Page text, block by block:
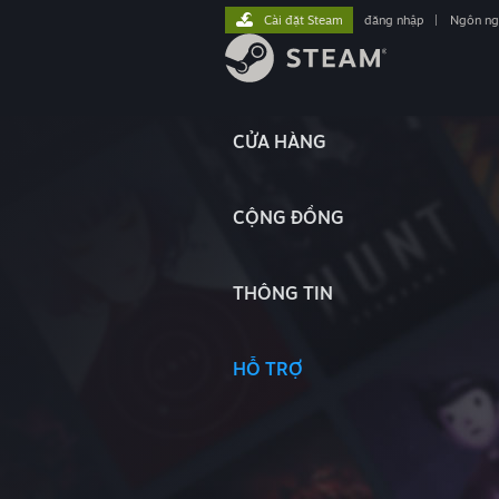
CỬA HÀNG
CỘNG ĐỒNG
THÔNG TIN
HỖ TRỢ
Cài đặt Steam đăng nhập Ngôn